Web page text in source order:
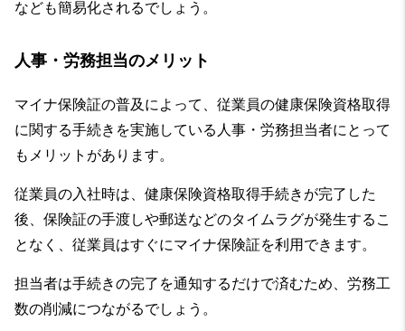
なども簡易化されるでしょう。
人事・労務担当のメリット
マイナ保険証の普及によって、従業員の健康保険資格取得
に関する手続きを実施している人事・労務担当者にとって
もメリットがあります。
従業員の入社時は、健康保険資格取得手続きが完了した
後、保険証の手渡しや郵送などのタイムラグが発生するこ
となく、従業員はすぐにマイナ保険証を利用できます。
担当者は手続きの完了を通知するだけで済むため、労務工
数の削減につながるでしょう。